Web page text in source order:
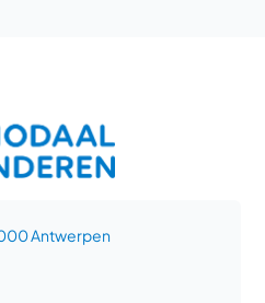
Antwerpen